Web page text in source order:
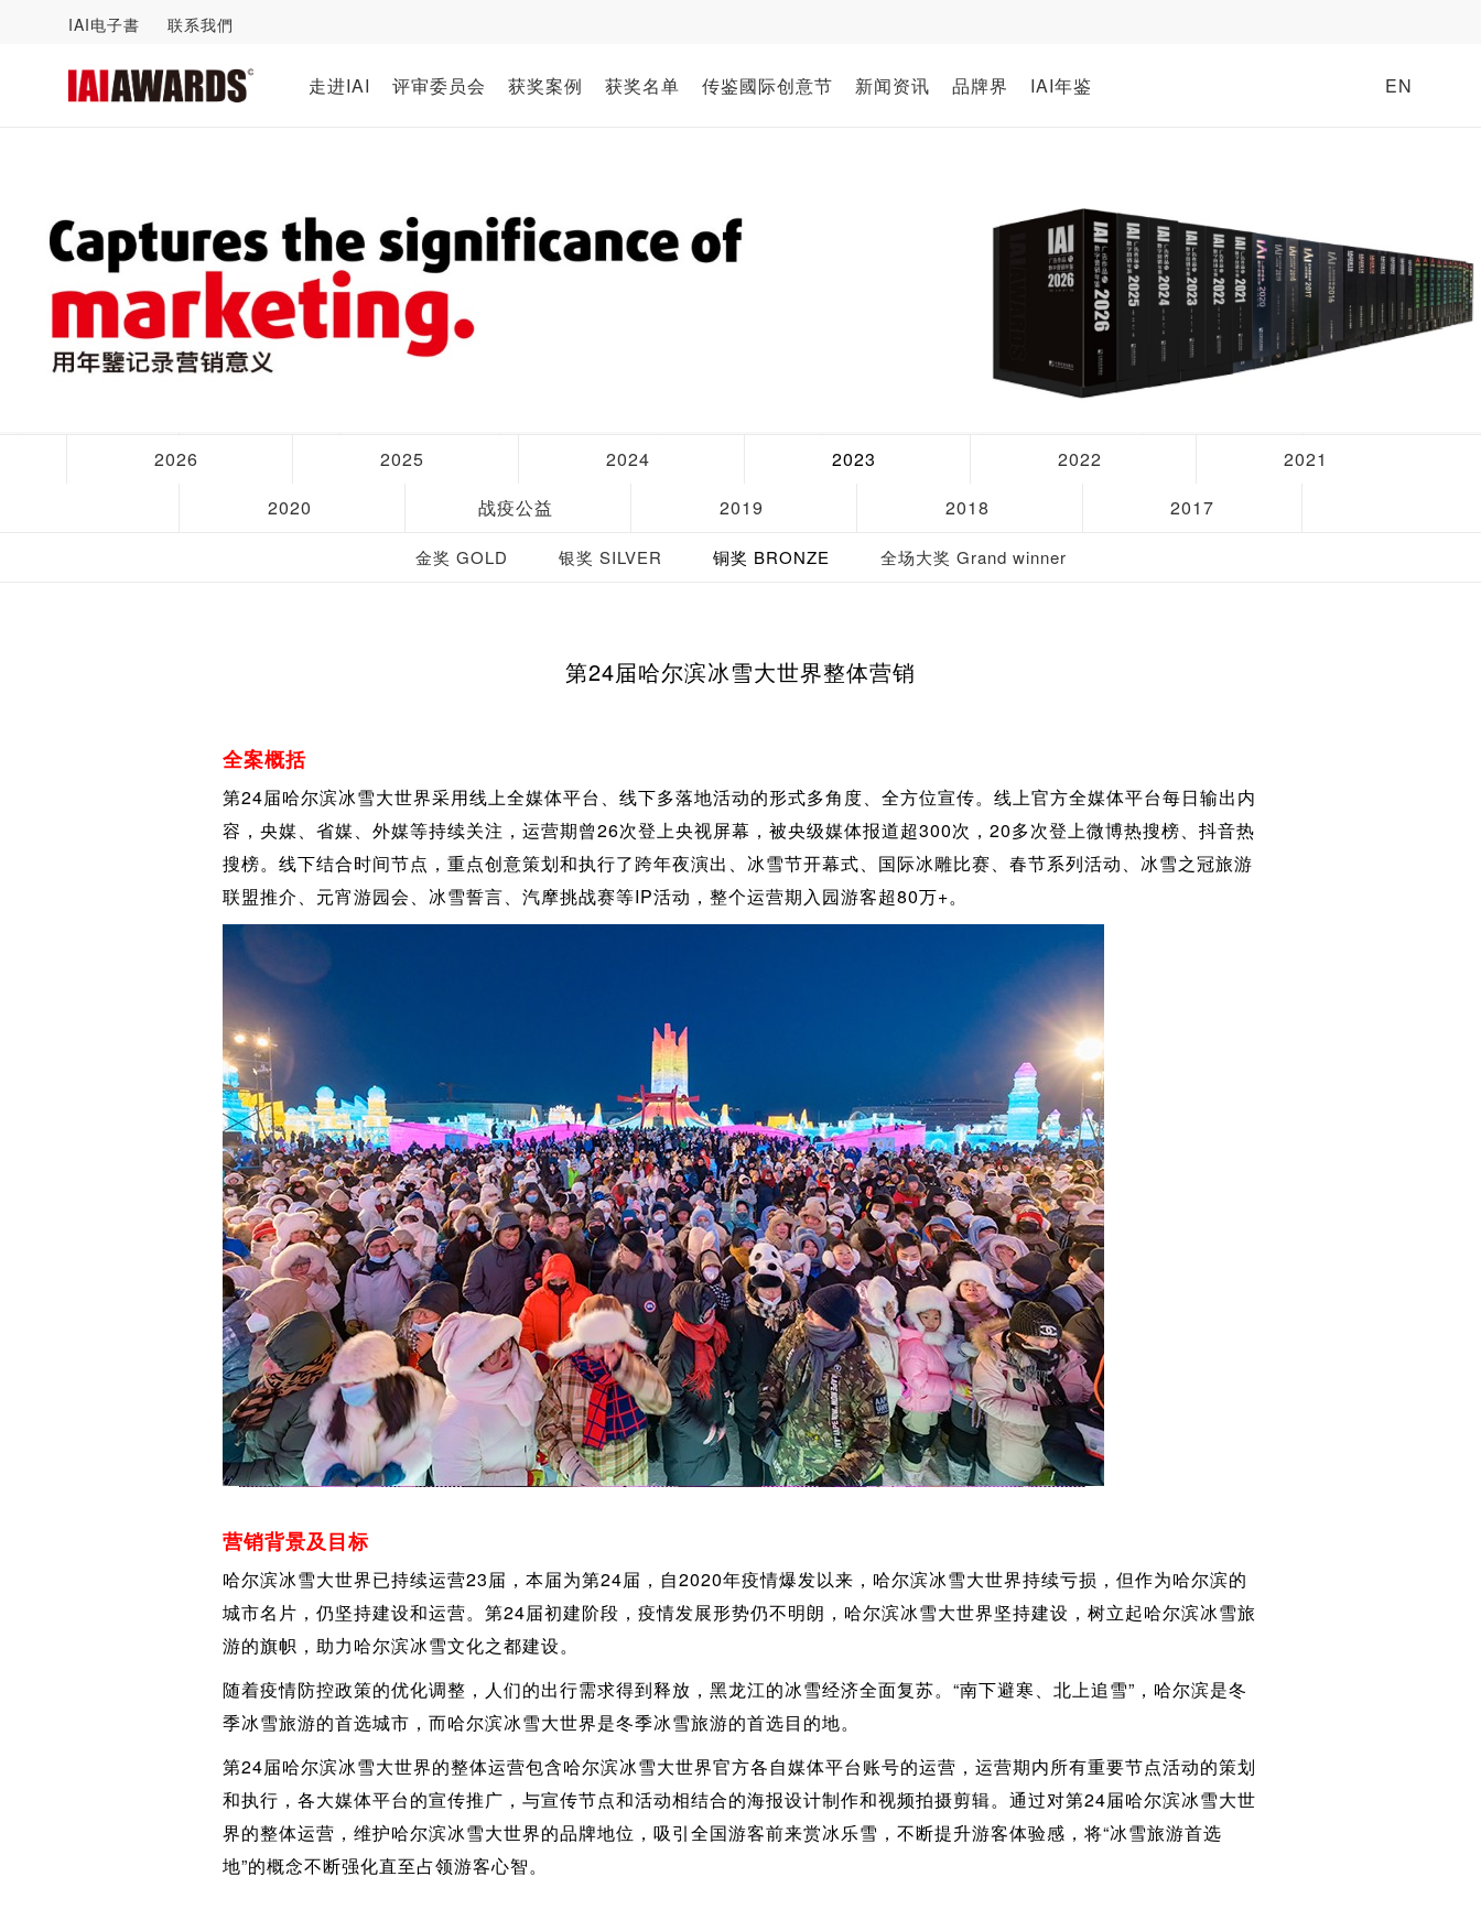
IAI电子書 联系我們
走进IAI 评审委员会 获奖案例 获奖名单 传鉴國际创意节 新闻资讯 品牌界 IAI年鉴 EN
2026 2025 2024 2023 2022
2021
2020
战疫公益 2019 2018 2017
金奖 GOLD 银奖 SILVER 铜奖 BRONZE 全场大奖 Grand winner
第24届哈尔滨冰雪大世界整体营销
全案概括
第24届哈尔滨冰雪大世界采用线上全媒体平台、线下多落地活动的形式多角度、全方位宣传。线上官方全媒体平台每日输出内
容，央媒、省媒、外媒等持续关注，运营期曾26次登上央视屏幕，被央级媒体报道超300次，20多次登上微博热搜榜、抖音热
搜榜。线下结合时间节点，重点创意策划和执行了跨年夜演出、冰雪节开幕式、国际冰雕比赛、春节系列活动、冰雪之冠旅游
联盟推介、元宵游园会、冰雪誓言、汽摩挑战赛等IP活动，整个运营期入园游客超80万+。
营销背景及目标
哈尔滨冰雪大世界已持续运营23届，本届为第24届，自2020年疫情爆发以来，哈尔滨冰雪大世界持续亏损，但作为哈尔滨的
城市名片，仍坚持建设和运营。第24届初建阶段，疫情发展形势仍不明朗，哈尔滨冰雪大世界坚持建设，树立起哈尔滨冰雪旅
游的旗帜，助力哈尔滨冰雪文化之都建设。
随着疫情防控政策的优化调整，人们的出行需求得到释放，黑龙江的冰雪经济全面复苏。“南下避寒、北上追雪”，哈尔滨是冬
季冰雪旅游的首选城市，而哈尔滨冰雪大世界是冬季冰雪旅游的首选目的地。
第24届哈尔滨冰雪大世界的整体运营包含哈尔滨冰雪大世界官方各自媒体平台账号的运营，运营期内所有重要节点活动的策划
和执行，各大媒体平台的宣传推广，与宣传节点和活动相结合的海报设计制作和视频拍摄剪辑。通过对第24届哈尔滨冰雪大世
界的整体运营，维护哈尔滨冰雪大世界的品牌地位，吸引全国游客前来赏冰乐雪，不断提升游客体验感，将“冰雪旅游首选
地”的概念不断强化直至占领游客心智。